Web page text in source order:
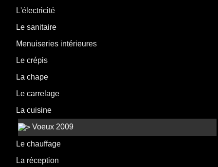
L'électricité
Le sanitaire
Menuiseries intérieures
Le crépis
La chape
Le carrelage
La cuisine
Voeux 2009
Le chauffage
La réception